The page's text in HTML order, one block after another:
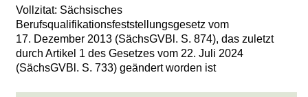
Vollzitat: Sächsisches
Berufsqualifikationsfeststellungsgesetz vom
17. Dezember 2013 (SächsGVBl. S. 874), das zuletzt
durch Artikel 1 des Gesetzes vom 22. Juli 2024
(SächsGVBl. S. 733) geändert worden ist